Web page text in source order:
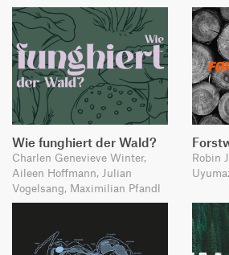
Wie funghiert der Wald?
Charlen Genevieve Winter,
Aileen Hoffmann, Julian
Vogelsang, Maximilian Pfandl
Robin